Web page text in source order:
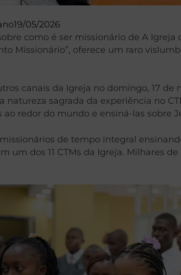
19/05/2026
como é ser missionário de A
Missionário”, oferece um raro
canais da Igreja no domingo, 17
natureza sagrada da experiência no
ao redor do mundo e ensiná-las sobre
de tempo integral
um dos 11 CTMs da Igreja. Milhares